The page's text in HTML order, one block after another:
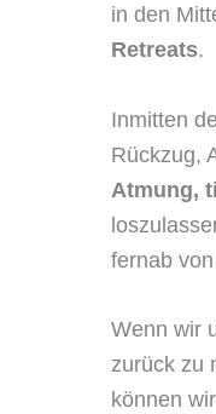
in den
Retreats.
Inmitten
Rückzug,
Atmung,
fernab
Wenn wir
zurück zu
können